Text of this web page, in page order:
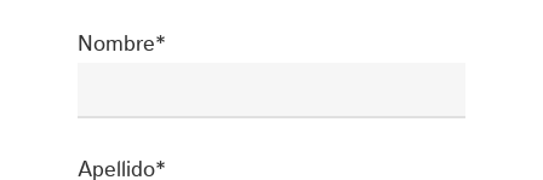
Nombre*
Apellido*